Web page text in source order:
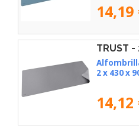
14,19
TRUST -
2 x 430 x
14,12